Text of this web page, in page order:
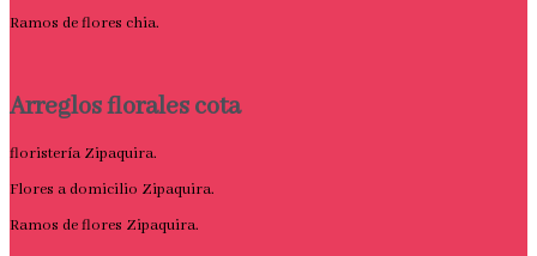
Ramos de flores chia.
Arreglos florales cota
floristería Zipaquira.
Flores a domicilio Zipaquira.
Ramos de flores Zipaquira.